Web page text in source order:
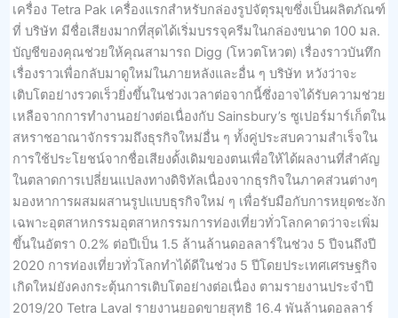
เครื่อง Tetra Pak เครื่องแรกสำหรับกล่องรูปจัตุรมุขซึ่งเป็นผลิตภัณฑ์
ที่ บริษัท มีชื่อเสียงมากที่สุดได้เริ่มบรรจุครีมในกล่องขนาด 100 มล.
บัญชีของคุณช่วยให้คุณสามารถ Digg (โหวตโหวต) เรื่องราวบันทึก
เรื่องราวเพื่อกลับมาดูใหม่ในภายหลังและอื่น ๆ บริษัท หวังว่าจะ
เติบโตอย่างรวดเร็วยิ่งขึ้นในช่วงเวลาต่อจากนี้ซึ่งอาจได้รับความช่วย
เหลือจากการทำงานอย่างต่อเนื่องกับ Sainsbury’s ซูเปอร์มาร์เก็ตใน
สหราชอาณาจักรรวมถึงธุรกิจใหม่อื่น ๆ ทั้งคู่ประสบความสำเร็จใน
การใช้ประโยชน์จากชื่อเสียงดั้งเดิมของตนเพื่อให้ได้ผลงานที่สำคัญ
ในตลาดการเปลี่ยนแปลงทางดิจิทัลเนื่องจากธุรกิจในภาคส่วนต่างๆ
มองหาการผสมผสานรูปแบบธุรกิจใหม่ ๆ เพื่อรับมือกับการหยุดชะงัก
เฉพาะอุตสาหกรรมอุตสาหกรรมการท่องเที่ยวทั่วโลกคาดว่าจะเพิ่ม
ขึ้นในอัตรา 0.2% ต่อปีเป็น 1.5 ล้านล้านดอลลาร์ในช่วง 5 ปีจนถึงปี
2020 การท่องเที่ยวทั่วโลกทำได้ดีในช่วง 5 ปีโดยประเทศเศรษฐกิจ
เกิดใหม่ยังคงกระตุ้นการเติบโตอย่างต่อเนื่อง ตามรายงานประจำปี
2019/20 Tetra Laval รายงานยอดขายสุทธิ 16.4 พันล้านดอลลาร์